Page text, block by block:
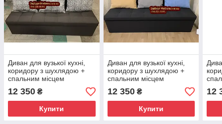
Диван для вузької кухні,
коридору з шухлядою +
спальним місцем
1800х550х800 мм
12 350 ₴
Купити
Диван для вузької кухні,
коридору з шухлядою +
спальним місцем
1800х550х850 мм
12 350₴
Купити
12